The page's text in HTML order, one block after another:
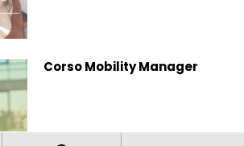
Corso Mobility Manager